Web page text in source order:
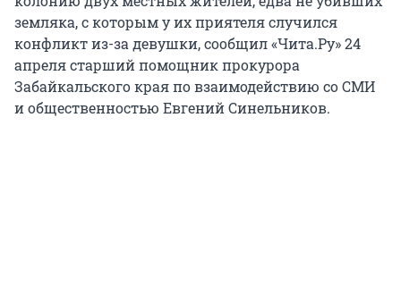
земляка, с которым у их приятеля случился
конфликт из-за девушки, сообщил «Чита.Ру» 24
апреля старший помощник прокурора
Забайкальского края по взаимодействию со СМИ
и общественностью Евгений Синельников.